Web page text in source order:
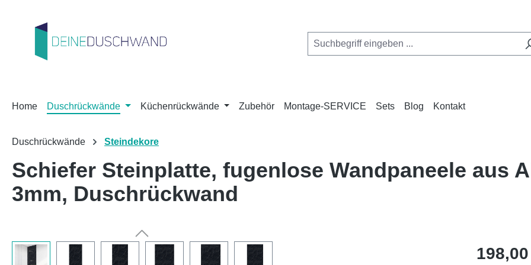
Home Duschrückwände Küchenrückwände Zubehör Montage-SERVICE Sets Blog Kontakt
Duschrückwände Steindekore
Schiefer Steinplatte, fugenlose Wandpaneele aus
3mm, Duschrückwand
Regulärer